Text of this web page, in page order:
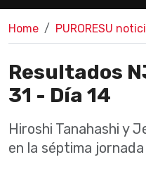
Home PURORESU
Resultados
31 - Día 14
Hiroshi Tanahashi y
en la séptima